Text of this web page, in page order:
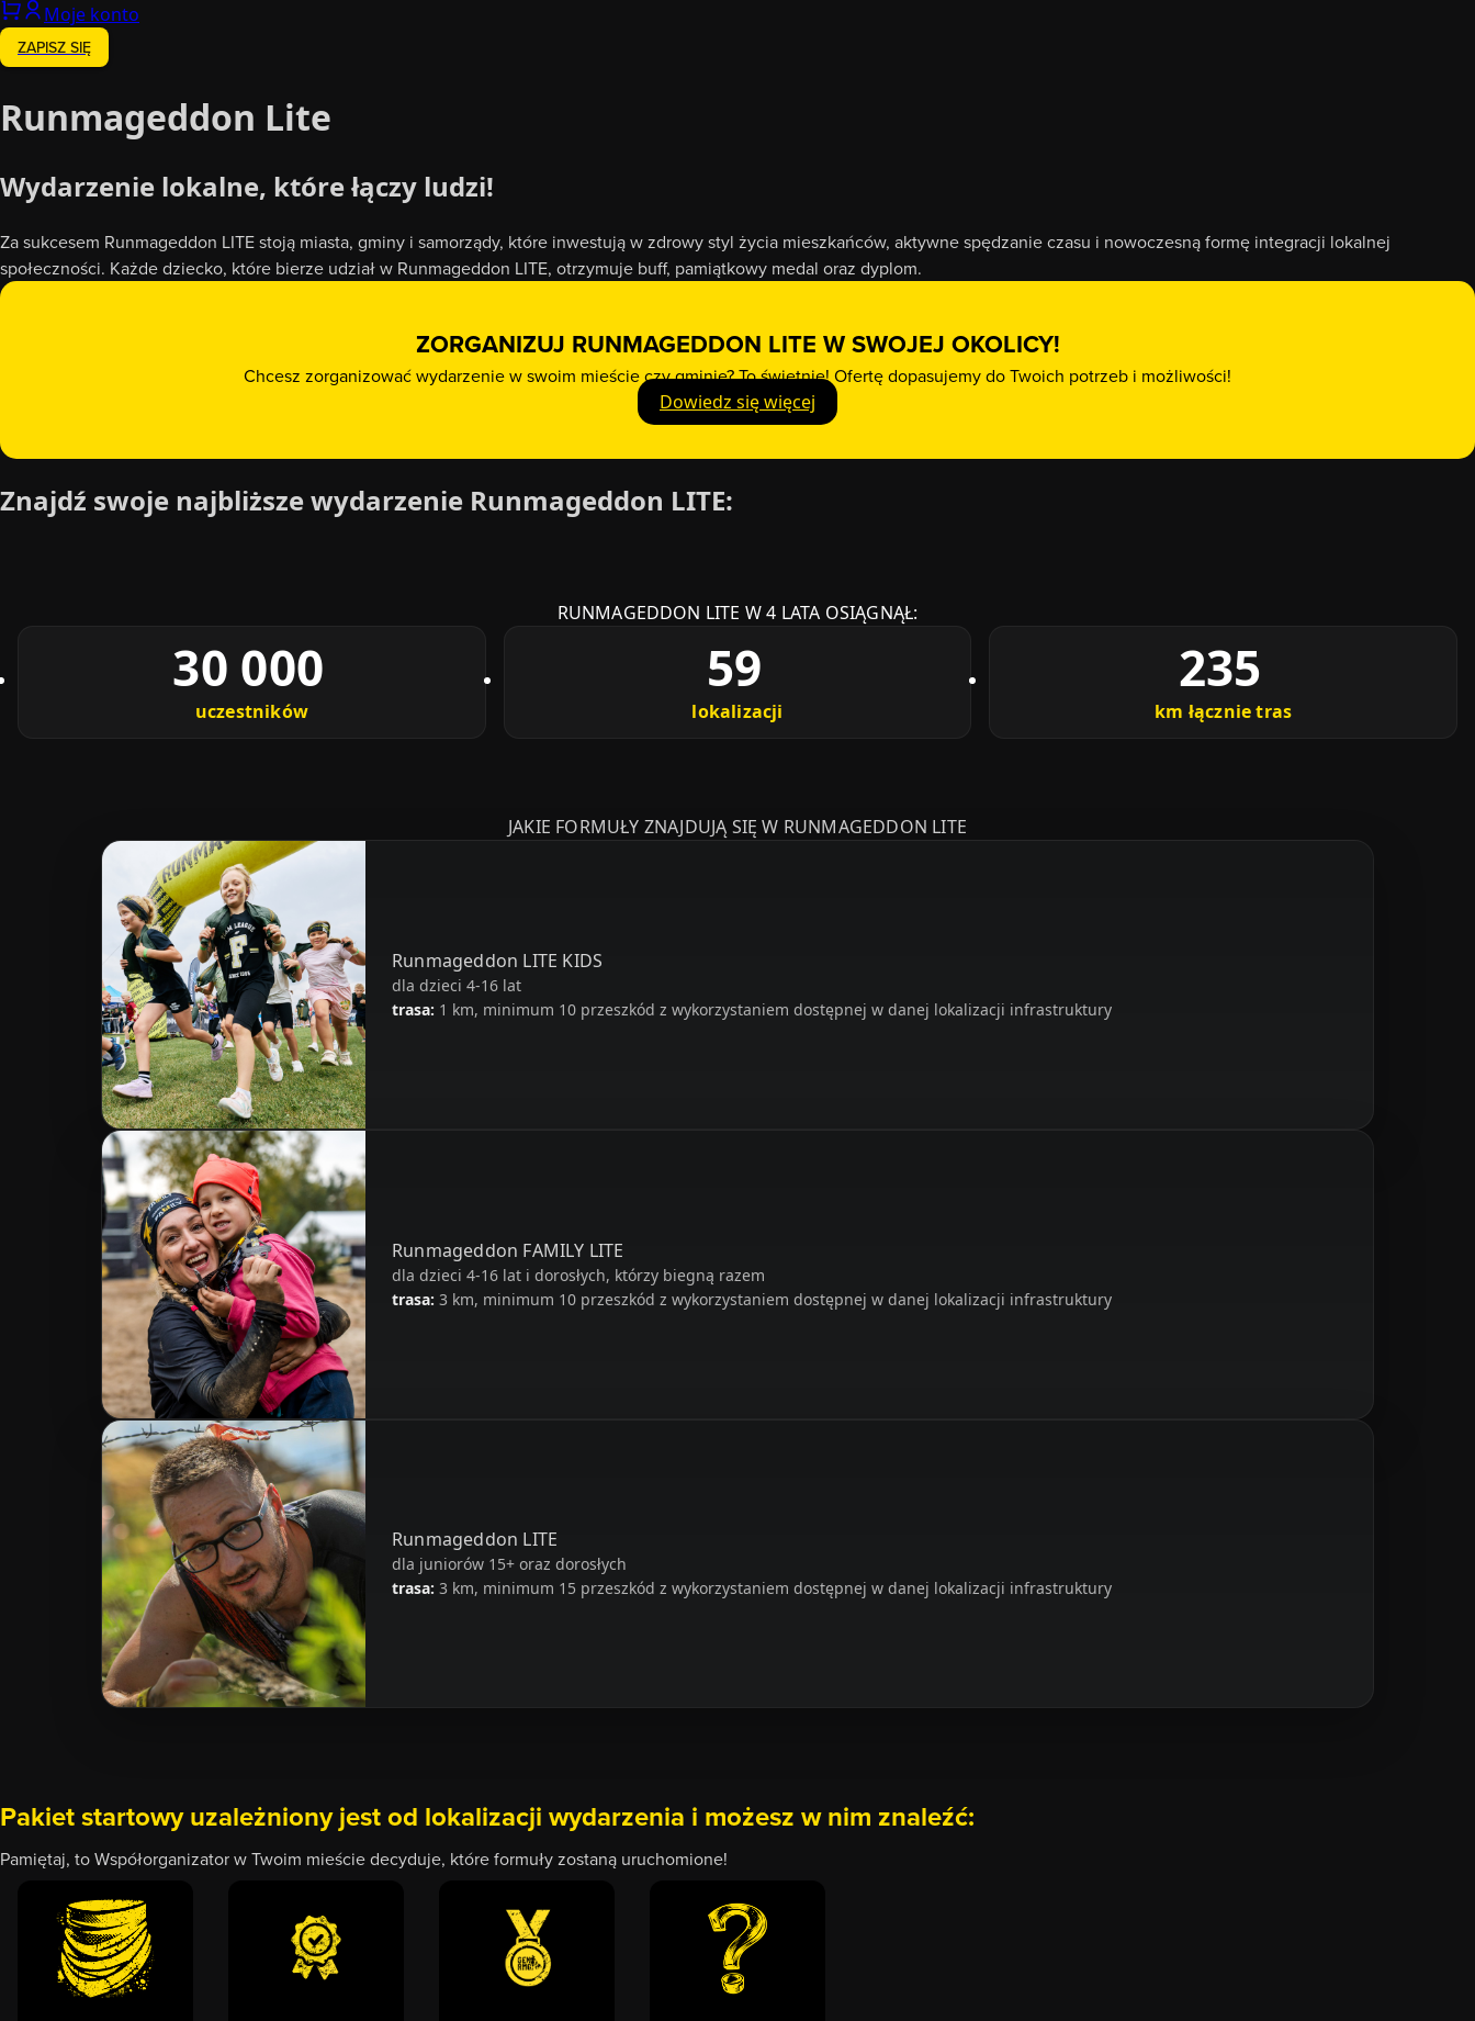
Moje konto
ZAPISZ SIĘ
Runmageddon Lite
Wydarzenie lokalne, które łączy ludzi!
Za sukcesem Runmageddon LITE stoją miasta, gminy i samorządy, które inwestują w zdrowy styl życia mieszkańców, aktywne spędzanie czasu i nowoczesną formę integracji lokalnej
społeczności. Każde dziecko, które bierze udział w Runmageddon LITE, otrzymuje buff, pamiątkowy medal oraz dyplom.
ZORGANIZUJ RUNMAGEDDON LITE W SWOJEJ OKOLICY!
Chcesz zorganizować wydarzenie w swoim mieście czy gminie? To świetnie! Ofertę dopasujemy do Twoich potrzeb i możliwości!
Dowiedz się więcej
Znajdź swoje najbliższe wydarzenie Runmageddon LITE:
RUNMAGEDDON LITE W 4 LATA OSIĄGNĄŁ:
30 000
uczestników
59
lokalizacji
235
km łącznie tras
JAKIE FORMUŁY ZNAJDUJĄ SIĘ W RUNMAGEDDON LITE
Runmageddon LITE KIDS
dla dzieci 4-16 lat
trasa: 1 km, minimum 10 przeszkód z wykorzystaniem dostępnej w danej lokalizacji infrastruktury
Runmageddon FAMILY LITE
dla dzieci 4-16 lat i dorosłych, którzy biegną razem
trasa: 3 km, minimum 10 przeszkód z wykorzystaniem dostępnej w danej lokalizacji infrastruktury
Runmageddon LITE
dla juniorów 15+ oraz dorosłych
trasa: 3 km, minimum 15 przeszkód z wykorzystaniem dostępnej w danej lokalizacji infrastruktury
Pakiet startowy uzależniony jest od lokalizacji wydarzenia i możesz w nim znaleźć:
Pamiętaj, to Współorganizator w Twoim mieście decyduje, które formuły zostaną uruchomione!